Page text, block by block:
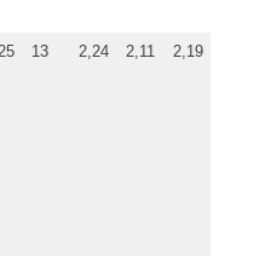
13 2,24 2,11 2,19